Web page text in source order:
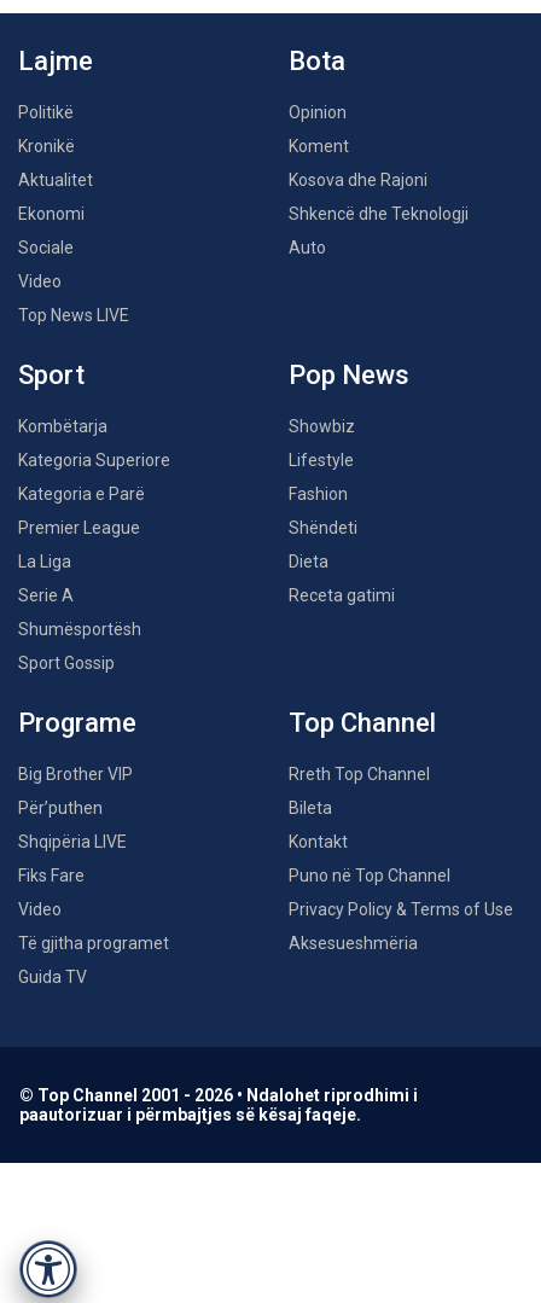
Lajme
Politikë
Kronikë
Aktualitet
Ekonomi
Sociale
Video
Top News LIVE
Bota
Opinion
Koment
Kosova dhe Rajoni
Shkencë dhe Teknologji
Auto
Sport
Kombëtarja
Kategoria Superiore
Kategoria e Parë
Premier League
La Liga
Serie A
Shumësportësh
Sport Gossip
Pop News
Showbiz
Lifestyle
Fashion
Shëndeti
Dieta
Receta gatimi
Programe
Big Brother VIP
Për’puthen
Shqipëria LIVE
Fiks Fare
Video
Të gjitha programet
Guida TV
Top Channel
Rreth Top Channel
Bileta
Kontakt
Puno në Top Channel
Privacy Policy & Terms of Use
Aksesueshmëria
© Top Channel 2001 - 2026 • Ndalohet riprodhimi i
paautorizuar i përmbajtjes së kësaj faqeje.